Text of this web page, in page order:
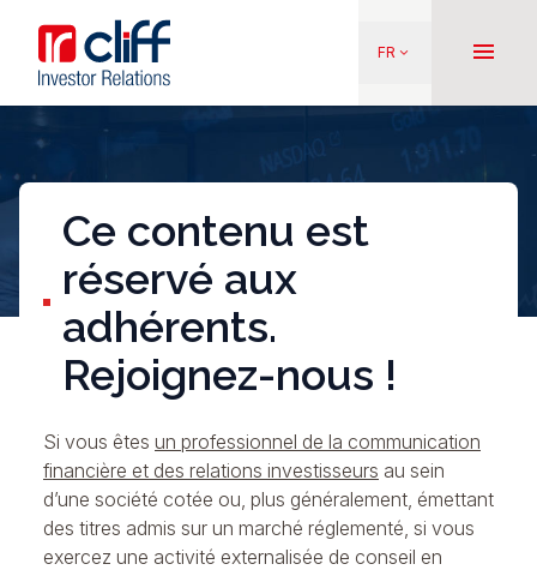
contenu
principal
Aller directement au contenu
FR keyboard_arrow_down menu
Ce contenu est
réservé aux
adhérents.
Rejoignez-nous !
Si vous êtes un professionnel de la communication
financière et des relations investisseurs au sein
d’une société cotée ou, plus généralement, émettant
des titres admis sur un marché réglementé, si vous
exercez une activité externalisée de conseil en